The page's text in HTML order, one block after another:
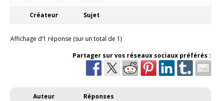
Créateur Sujet
Affichage d’1 réponse (sur un total de 1)
Partager sur vos réseaux sociaux préférés :
Auteur Réponses